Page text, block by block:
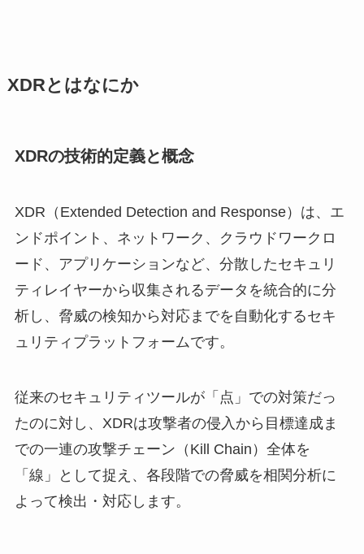
XDRとはなにか
XDRの技術的定義と概念
XDR（Extended Detection and Response）は、エ
ンドポイント、ネットワーク、クラウドワークロ
ード、アプリケーションなど、分散したセキュリ
ティレイヤーから収集されるデータを統合的に分
析し、脅威の検知から対応までを自動化するセキ
ュリティプラットフォームです。
従来のセキュリティツールが「点」での対策だっ
たのに対し、XDRは攻撃者の侵入から目標達成ま
での一連の攻撃チェーン（Kill Chain）全体を
「線」として捉え、各段階での脅威を相関分析に
よって検出・対応します。